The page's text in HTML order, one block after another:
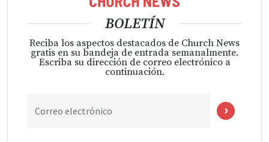
BOLETÍN
Reciba los aspectos destacados de Church News
gratis en su bandeja de entrada semanalmente.
Escriba su dirección de correo electrónico a
continuación.
Correo electrónico